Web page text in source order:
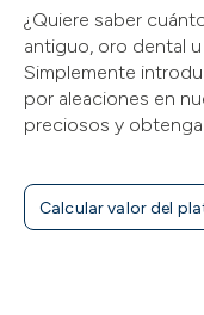
¿Quiere saber
antiguo, oro dental
Simplemente
por aleaciones en
preciosos y
Calcular valor del